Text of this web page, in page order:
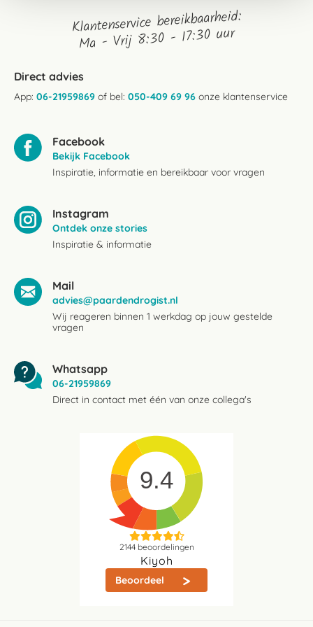
Klantenservice bereikbaarheid:
Ma - Vrij 8:30 - 17:30 uur
Direct advies
App: 06-21959869 of bel: 050-409 69 96 onze klantenservice
Facebook
Bekijk Facebook
Inspiratie, informatie en bereikbaar voor vragen
Instagram
Ontdek onze stories
Inspiratie & informatie
Mail
advies@paardendrogist.nl
Wij reageren binnen 1 werkdag op jouw gestelde
vragen
Whatsapp
06-21959869
Direct in contact met één van onze collega's
9.4
2144beoordelingen
Kiyoh
Beoordeel